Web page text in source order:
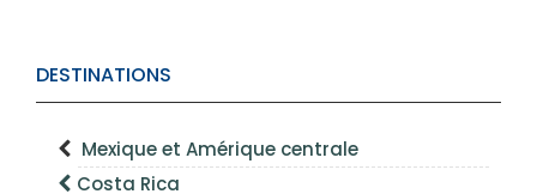
DESTINATIONS
Mexique et Amérique centrale
Costa Rica